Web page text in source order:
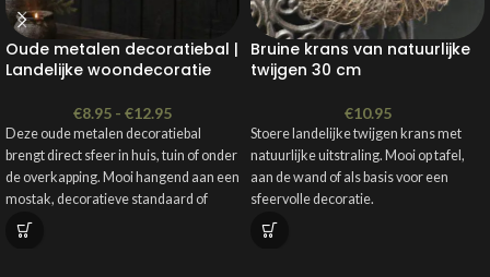
Oude metalen decoratiebal |
Landelijke woondecoratie
€8.95 - €12.95
Deze oude metalen decoratiebal
brengt direct sfeer in huis, tuin of onder
de overkapping. Mooi hangend aan een
mostak, decoratieve standaard of
pergola.
Bruine krans van natuurlijke
twijgen 30 cm
€10.95
Stoere landelijke twijgen krans met
natuurlijke uitstraling. Mooi op tafel,
aan de wand of als basis voor een
sfeervolle decoratie.
✔ Diameter ca. 30 cm